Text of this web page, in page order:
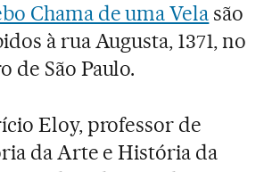
Chama de uma Vela são
à rua Augusta, 1371, no
de São Paulo.
Eloy, professor de
da Arte e História da